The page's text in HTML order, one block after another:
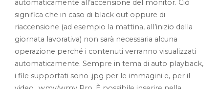
automaticamente all’accensione del monitor. Ciò
significa che in caso di black out oppure di
riaccensione (ad esempio la mattina, all’inizio della
giornata lavorativa) non sarà necessaria alcuna
operazione perché i contenuti verranno visualizzati
automaticamente. Sempre in tema di auto playback,
i file supportati sono .jpg per le immagini e, per il